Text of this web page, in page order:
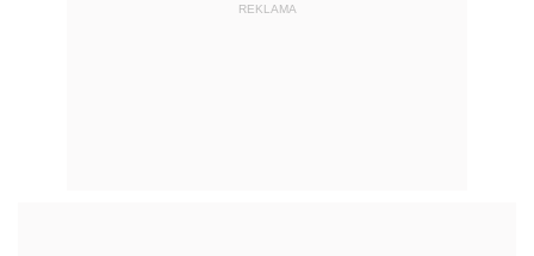
REKLAMA